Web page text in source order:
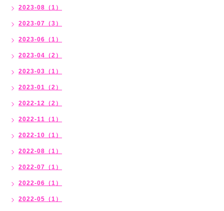
2023-08（1）
2023-07（3）
2023-06（1）
2023-04（2）
2023-03（1）
2023-01（2）
2022-12（2）
2022-11（1）
2022-10（1）
2022-08（1）
2022-07（1）
2022-06（1）
2022-05（1）